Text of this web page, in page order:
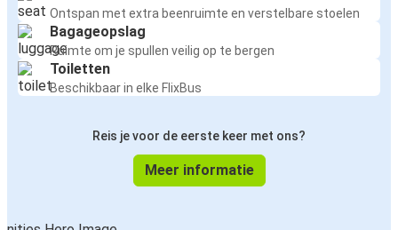
Ontspan met extra beenruimte en verstelbare stoelen
Bagageopslag
Ruimte om je spullen veilig op te bergen
Toiletten
Beschikbaar in elke FlixBus
Reis je voor de eerste keer met ons?
Meer informatie